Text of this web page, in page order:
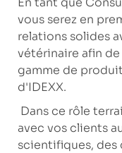
vous serez en
relations solides
vétérinaire afin
gamme de
d'IDEXX.
Dans ce rôle
avec vos clients
scientifiques, des